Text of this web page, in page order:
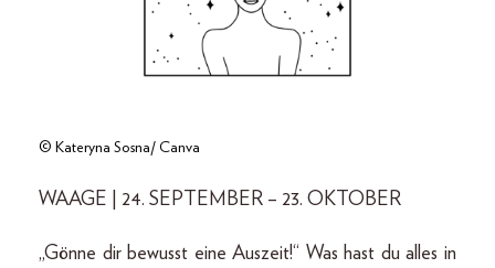
© Kateryna Sosna/ Canva
WAAGE | 24. SEPTEMBER – 23. OKTOBER
„Gönne dir bewusst eine Auszeit!“ Was hast du alles in